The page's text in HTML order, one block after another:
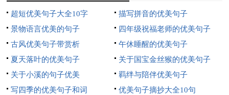
9.人的生命只有一次，生命是如此的脆弱，需要精心的呵护，无
视安全，就是无视生命的存在。
10.认真的遵守交通法则，既是对自己生命的珍视，也是对他人
生命的负责。避免一场车祸的发生，就会避免两个家庭的残损和
悲痛。维系生活的美妙，就要珍视自己的生命，而安全就是第一
超短优美句子大全10字
描写拼音的优美句子
景物语言优美的句子
四年级祝福老师的优美句子
古风优美句子带赏析
午休睡醒的优美句子
夏天落叶的优美句子
关于国宝金丝猴的优美句子
关于小溪的句子优美
羁绊与陪伴优美句子
写四季的优美句子和词
优美句子摘抄大全10句